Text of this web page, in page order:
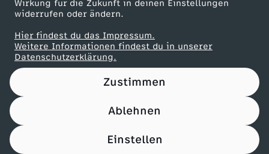
Wirkung für die Zukunft in deinen Einstellungen
widerrufen oder ändern.
Hier findest du das Impressum.
Weitere Informationen findest du in unserer
Datenschutzerklärung.
Zustimmen
Ablehnen
Einstellen
Herunterladen
439 KB (PDF)
Die Rezepte vom 29. Januar 2026
Herunterladen
Die Rezepte vom 28. Januar 2026